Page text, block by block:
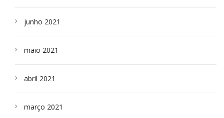
junho 2021
maio 2021
abril 2021
março 2021